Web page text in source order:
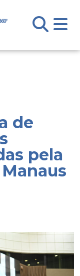
de
pela